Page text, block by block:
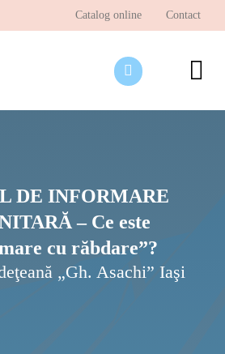
Catalog online Contact
DE INFORMARE
– Ce este
cu răbdare”?
„Gh. Asachi” Iaşi